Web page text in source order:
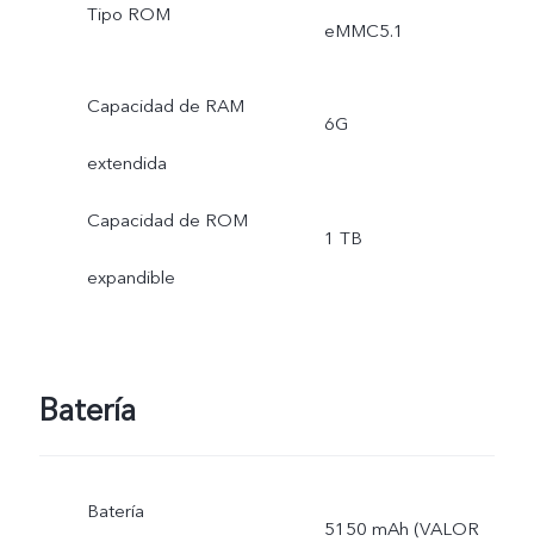
Tipo ROM
eMMC5.1
Capacidad de RAM
extendida
6G
Capacidad de ROM
expandible
1 TB
Batería
Batería
5150 mAh (VALOR